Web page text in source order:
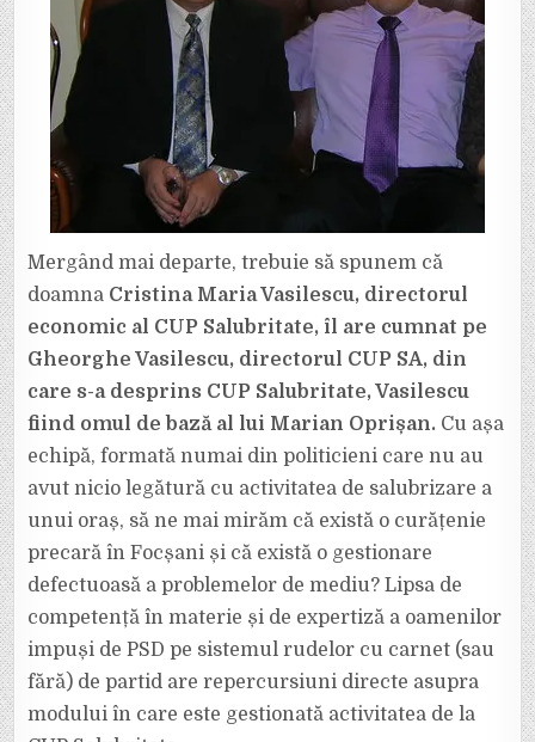
Mergând mai departe, trebuie să spunem că
doamna Cristina Maria Vasilescu, directorul
economic al CUP Salubritate, îl are cumnat pe
Gheorghe Vasilescu, directorul CUP SA, din
care s-a desprins CUP Salubritate, Vasilescu
fiind omul de bază al lui Marian Oprișan. Cu așa
echipă, formată numai din politicieni care nu au
avut nicio legătură cu activitatea de salubrizare a
unui oraș, să ne mai mirăm că există o curățenie
precară în Focșani și că există o gestionare
defectuoasă a problemelor de mediu? Lipsa de
competență în materie și de expertiză a oamenilor
impuși de PSD pe sistemul rudelor cu carnet (sau
fără) de partid are repercursiuni directe asupra
modului în care este gestionată activitatea de la